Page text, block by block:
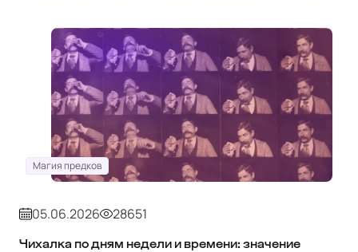
Магия предков
05.06.2026 28651
Чихалка по дням недели и времени: значение